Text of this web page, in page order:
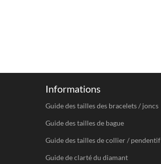
Informations
Guide des tailles des bracelets / joncs
Guide des tailles de bague
Guide des tailles de collier / pendentif
Guide de clarté du diamant